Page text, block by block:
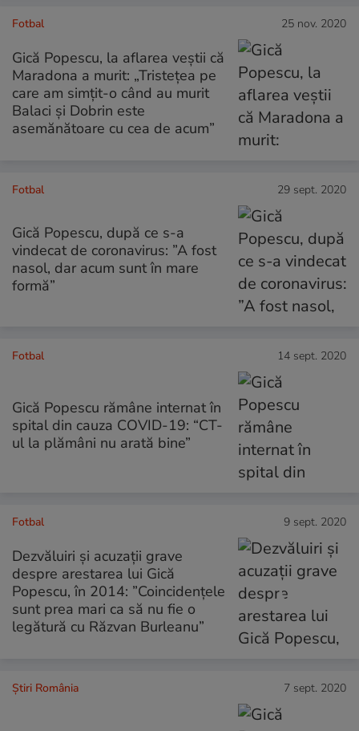
Fotbal 25 nov. 2020
Gică Popescu, la aflarea veștii că
Maradona a murit: „Tristețea pe
care am simțit-o când au murit
Balaci și Dobrin este
asemănătoare cu cea de acum”
Fotbal 29 sept. 2020
Gică Popescu, după ce s-a
vindecat de coronavirus: ”A fost
nasol, dar acum sunt în mare
formă”
Fotbal 14 sept. 2020
Gică Popescu rămâne internat în
spital din cauza COVID-19: “CT-
ul la plămâni nu arată bine”
Fotbal 9 sept. 2020
Dezvăluiri și acuzații grave
despre arestarea lui Gică
Popescu, în 2014: ”Coincidențele
sunt prea mari ca să nu fie o
legătură cu Răzvan Burleanu”
Știri România 7 sept. 2020